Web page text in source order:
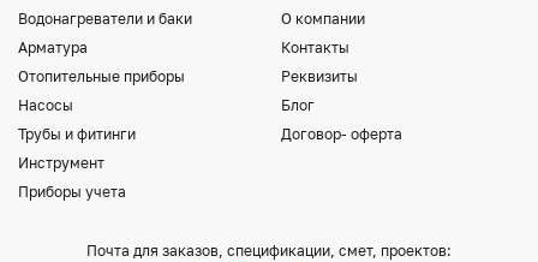
Водонагреватели и баки
Арматура
Отопительные приборы
Насосы
Трубы и фитинги
Инструмент
Приборы учета
О компании
Контакты
Реквизиты
Блог
Договор- оферта
Почта для заказов, спецификации, смет, проектов: